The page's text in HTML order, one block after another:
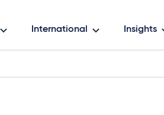
International Insights